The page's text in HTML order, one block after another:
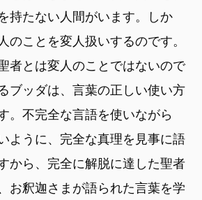
持たない人間がいます。しか
のことを変人扱いするのです。
者とは変人のことではないので
ブッダは、言葉の正しい使い方
。不完全な言語を使いながら
ように、完全な真理を見事に語
から、完全に解脱に達した聖者
お釈迦さまが語られた言葉を学